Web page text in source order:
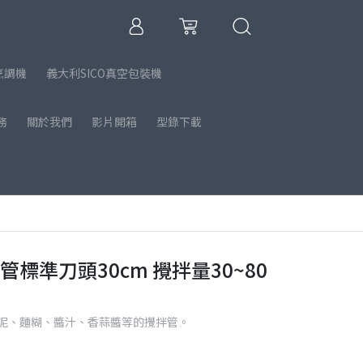
調機 義大利SICO真空包裝機
關於我們 影片開箱 型錄下載
標準刀頭30cm 攪拌量30~80
麵糊、醬汁、香蒜醬等的攪拌管。